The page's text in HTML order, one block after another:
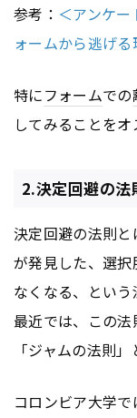
参考： ＜アンケ
ォームから逃げ
特にフォームでの
してみることをオ
2.決定回避の法
決定回避の法則
が発見した、選
なくなる、という
最近では、この
「ジャムの法則
コロンビア大学